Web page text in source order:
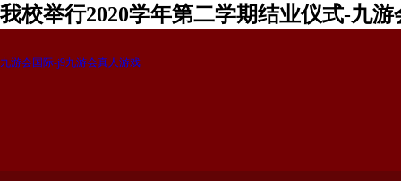
我校举行2020学年第二学期结业仪式-九游
九游会国际-j9九游会真人游戏